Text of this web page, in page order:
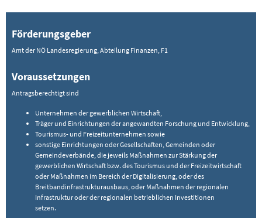
Förderungsgeber
Amt der NÖ Landesregierung, Abteilung Finanzen, F1
Voraussetzungen
Antragsberechtigt sind
Unternehmen der gewerblichen Wirtschaft,
Träger und Einrichtungen der angewandten Forschung und Entwicklung,
Tourismus- und Freizeitunternehmen sowie
sonstige Einrichtungen oder Gesellschaften, Gemeinden oder
Gemeindeverbände, die jeweils Maßnahmen zur Stärkung der
gewerblichen Wirtschaft bzw. des Tourismus und der Freizeitwirtschaft
oder Maßnahmen im Bereich der Digitalisierung, oder des
Breitbandinfrastrukturausbaus, oder Maßnahmen der regionalen
Infrastruktur oder der regionalen betrieblichen Investitionen
setzen.